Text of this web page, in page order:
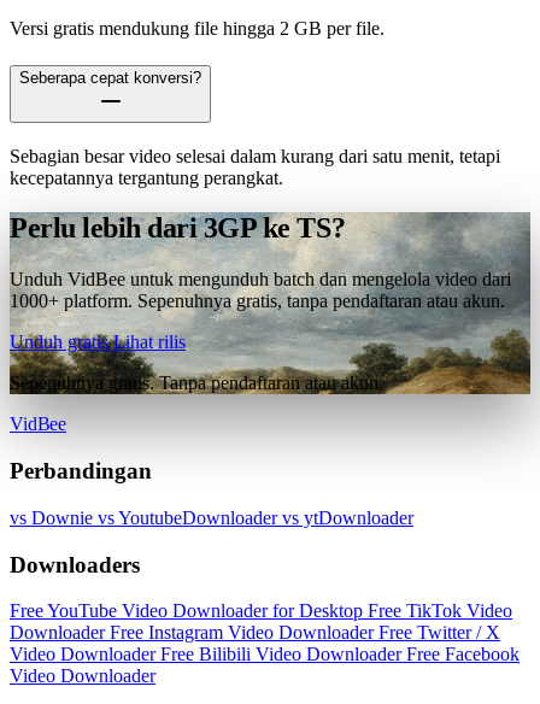
Versi gratis mendukung file hingga 2 GB per file.
Seberapa cepat konversi?
Sebagian besar video selesai dalam kurang dari satu menit, tetapi
kecepatannya tergantung perangkat.
Perlu lebih dari 3GP ke TS?
Unduh VidBee untuk mengunduh batch dan mengelola video dari
1000+ platform. Sepenuhnya gratis, tanpa pendaftaran atau akun.
Unduh gratisLihat rilis
Sepenuhnya gratis. Tanpa pendaftaran atau akun.
VidBee
Perbandingan
vs Downie vs YoutubeDownloadervs ytDownloader
Downloaders
Free YouTube Video Downloader for Desktop Free TikTok Video
DownloaderFree Instagram Video DownloaderFree Twitter / X
Video DownloaderFree Bilibili Video DownloaderFree Facebook
Video Downloader